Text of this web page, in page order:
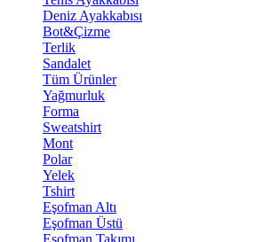
Deniz Ayakkabısı
Bot&Çizme
Terlik
Sandalet
Tüm Ürünler
Yağmurluk
Forma
Sweatshirt
Mont
Polar
Yelek
Tshirt
Eşofman Altı
Eşofman Üstü
Eşofman Takımı